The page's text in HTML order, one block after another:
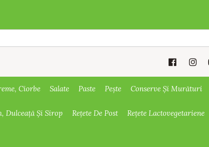
Ciorbe Salate Paste Pește Conserve Și Murături
Dulceață Și Sirop Rețete De Post Rețete Lactovegetariene